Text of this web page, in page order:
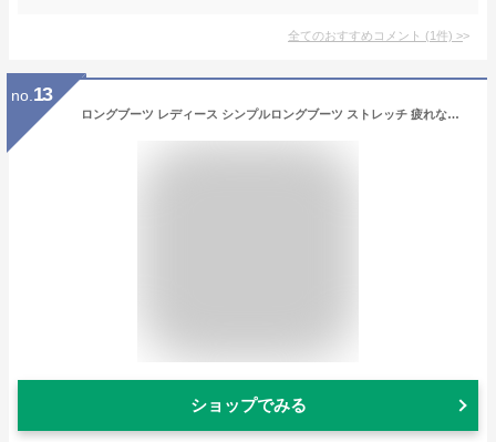
全てのおすすめコメント (1件) >
no. 13
ロングブーツ レディース シンプルロングブーツ ストレッチ 疲れない 大きいサイズ レース ミドルブーツ ムートンブーツ 本革 防寒 ぺたんこ ローヒール 秋 防水 冬 ワイド 編み上げ スエード 黒 ショートブーツ レザー 歩きやすい ジョッキーブーツ 厚底 革 春
ショップでみる